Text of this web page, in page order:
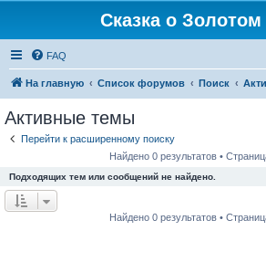
Сказка о Золотом
FAQ
На главную Список форумов Поиск
Активные темы
Перейти к расширенному поиску
Найдено 0 результатов •
Подходящих тем или сообщений не найдено.
Найдено 0 результатов •